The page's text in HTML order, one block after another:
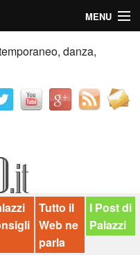
MENU
danza,
Tutto il
Web ne
parla
I Post di
Palazzi